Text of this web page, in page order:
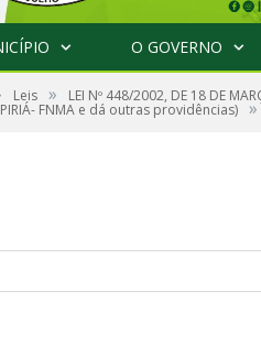
O GOVERNO
Leis » LEI Nº 448/2002, DE 18 DE
PIRIÁ- FNMA e dá outras providências) »